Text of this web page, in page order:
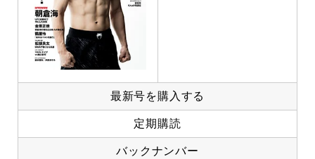
最新号を購入する
定期購読
バックナンバー